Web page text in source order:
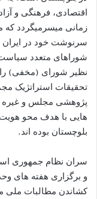
اقتصادی، فرھنگی و
زمانی میسرمیگردد که
سرنوشت خود در ایران
شوراھای متعدد
نظیر شورای (مخفی)
تحقیقات استراتژیک
پژوھشی مجلس و غیره
ھایی با ھدف محو
بلوچستان بوده اند.
سران نظام جمھوری
و برگزاری ھفته ھای
کشاندن مطالبات ملی